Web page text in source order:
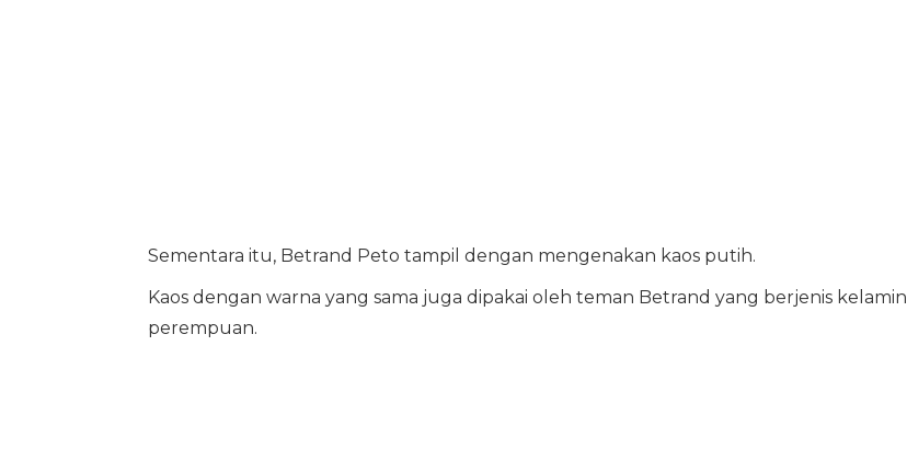
Sementara itu, Betrand Peto tampil dengan mengenakan kaos putih.
Kaos dengan warna yang sama juga dipakai oleh teman Betrand yang berjenis kelamin
perempuan.